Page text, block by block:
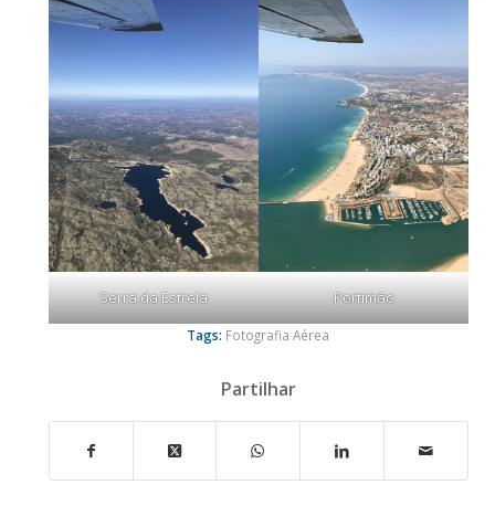
Serra da Estrela Portimão
Tags: Fotografia Aérea
Partilhar